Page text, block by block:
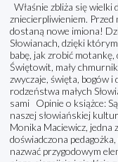
Właśnie zbliża się
zniecierpliwieniem.
dostaną nowe imiona!
Słowianach, dzięki
babę, jak zrobić
Świętowit, mały
zwyczaje, święta, bogów
rodzeństwa małych
sami Opinie o książce:
naszej słowiańskiej
Monika Maciewicz, jedna
doświadczona
nazwać przygodowym